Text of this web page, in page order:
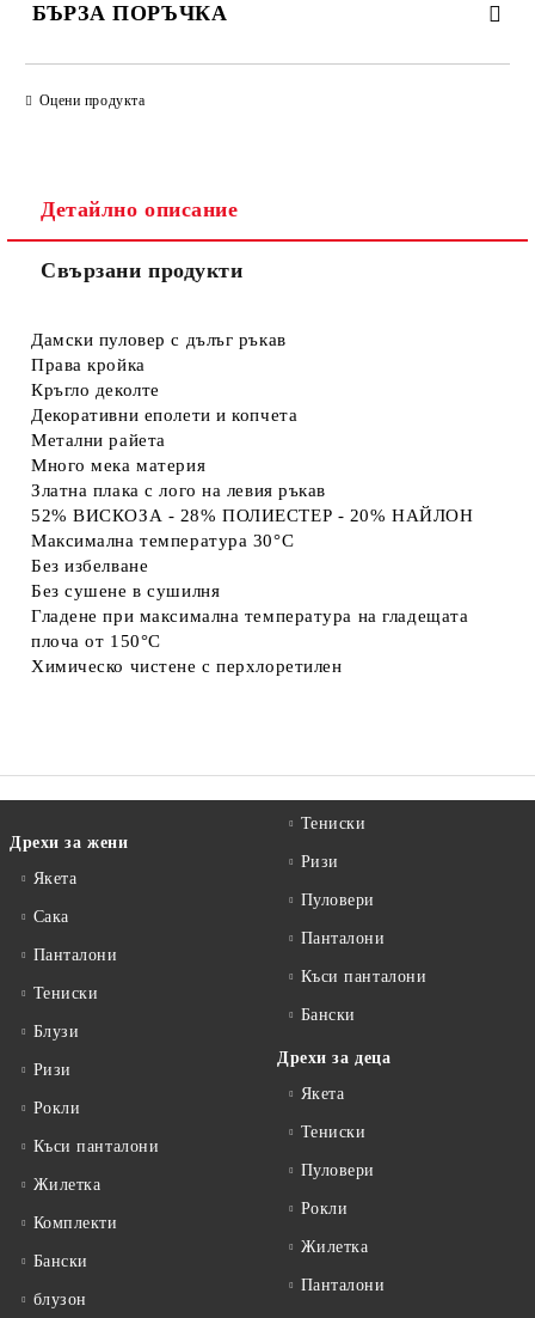
БЪРЗА ПОРЪЧКА
Ние ще се свържем с вас в рамките на работния ден.
Оцени продукта
Детайлно описание
Свързани продукти
Дамски пуловер с дълъг ръкав
Права кройка
Кръгло деколте
Декоративни еполети и копчета
Метални райета
Много мека материя
Златна плака с лого на левия ръкав
52% ВИСКОЗА - 28% ПОЛИЕСТЕР - 20% НАЙЛОН
Максимална температура 30°C
Без избелване
Без сушене в сушилня
Гладене при максимална температура на гладещата
плоча от 150°C
Химическо чистене с перхлоретилен
Дрехи за жени
Якета
Сакa
Панталони
Тениски
Блузи
Ризи
Рокли
Къси панталони
Жилетка
Комплекти
Бански
блузон
Тениски
Ризи
Пуловери
Панталони
Къси панталони
Бански
Дрехи за деца
Якета
Тениски
Пуловери
Рокли
Жилетка
Панталони